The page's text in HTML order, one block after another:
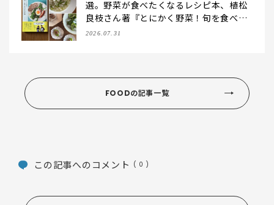
選。野菜が食べたくなるレシピ本、植松
良枝さん著『とにかく野菜！旬を食べた
いレシピ帖』【LEE DAYS club ering
2026.07.31
FOODの記事一覧
この記事へのコメント ( 0 )